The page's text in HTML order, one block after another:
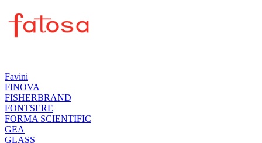
Favini
FINOVA
FISHERBRAND
FONTSERE
FORMA SCIENTIFIC
GEA
GLASS